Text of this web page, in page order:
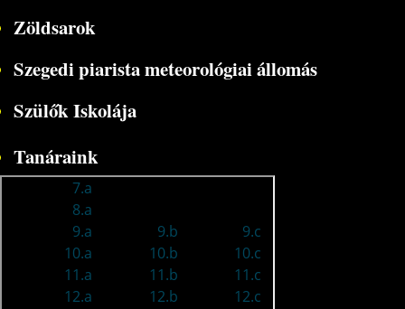
Zöldsarok
Szegedi piarista meteorológiai állomás
Szülők Iskolája
Tanáraink